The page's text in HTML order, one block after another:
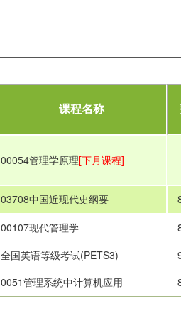
课程名称
00054管理学原理[下月课程]
03708中国近现代史纲要
00107现代管理学
全国英语等级考试(PETS3)
0051管理系统中计算机应用